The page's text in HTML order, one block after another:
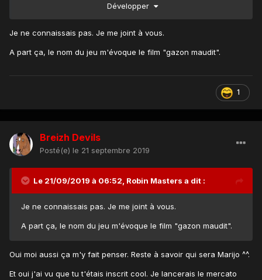
que l'on sache qui est qui.Développer
Je ne connaissais pas. Je me joint à vous.
A part ça, le nom du jeu m'évoque le film "gazon maudit".
1
Breizh Devils
Posté(e) le 21 septembre 2019
Le 21/09/2019 à 06:52, Robin Masters a dit :
Je ne connaissais pas. Je me joint à vous.
A part ça, le nom du jeu m'évoque le film "gazon maudit".
Oui moi aussi ça m'y fait penser. Reste à savoir qui sera Marijo ^^.
Et oui j'ai vu que tu t'étais inscrit cool. Je lancerais le mercato